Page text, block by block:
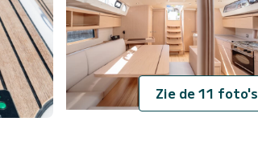
Zie de 11 foto's